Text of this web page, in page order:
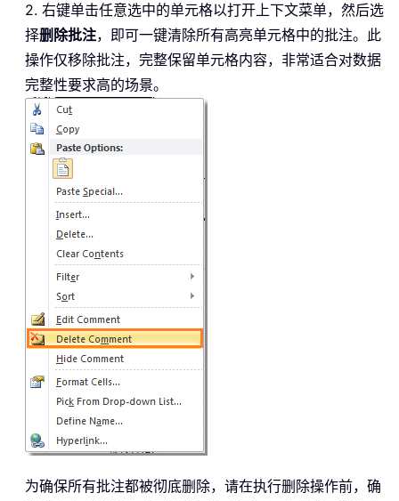
2. 右键单击任意选中的单元格以打开上下文菜单，然后选
择删除批注，即可一键清除所有高亮单元格中的批注。此
操作仅移除批注，完整保留单元格内容，非常适合对数据
完整性要求高的场景。
为确保所有批注都被彻底删除，请在执行删除操作前，确